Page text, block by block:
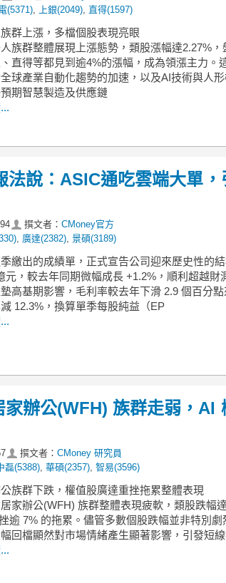
(5371) 上銀(2049) 直得(1597)
群上漲，多檔個股表現亮眼
族群整體展現上漲態勢，類股漲幅達2.27%
直得等都見到逾4%的漲幅，成為領漲主力。
球產業自動化趨勢的加速，以及AI技術與人
期智慧製造及供應鏈
法說：ASIC通吃雲端大單，
撰文者： CMoney官方
廣達(2382) 景碩(3189)
繳出的成績單，正式宣告公司迎來歷史性的
元，較去年同期微幅成長 +1.2%，順利超越
高基期影響，毛利率較去年下滑 2.9 個百分
12.3%，換算單季每股純益（EP
家辦公(WFH) 族群走弱，AI
撰文者： CMoney 研究員
磊(5388) 華碩(2357) 智易(3596)
族群下跌，權值股廣達重挫拖累整體表現
家辦公(WFH) 族群整體表現疲軟，類股跌幅
逾 7% 的拖累。儘管多數個股跌幅並非特別
回檔顯然對市場情緒產生顯著影響，引發短